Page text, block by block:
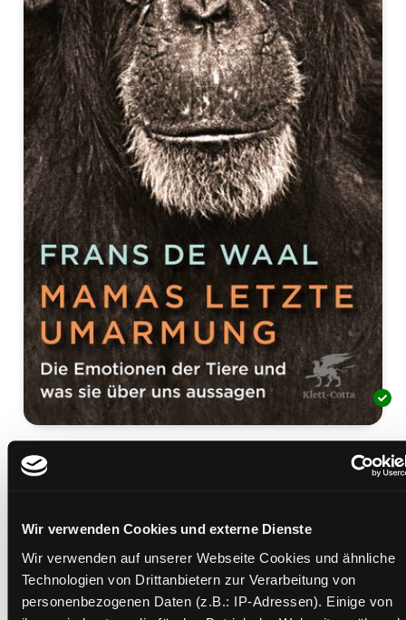
Wir verwenden Cookies und externe Dienste
Wir verwenden auf unserer Webseite Cookies und ähnliche
Technologien von Drittanbietern zur Verarbeitung von
personenbezogenen Daten (z.B.: IP-Adressen). Einige von
Mamas letzte Umarmung
Mediengruppe:Sachbuch
Verfasser:Suche nach diesem Verfasser
Waal, Frans B. M. de
Beschreibung ein-/ausblenden